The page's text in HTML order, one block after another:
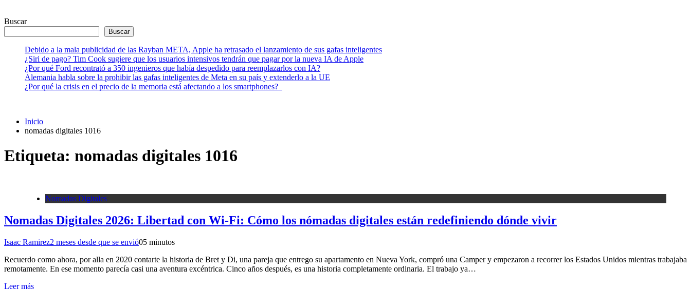
Buscar
Buscar
Debido a la mala publicidad de las Rayban META, Apple ha retrasado el lanzamiento de sus gafas inteligentes
¿Siri de pago? Tim Cook sugiere que los usuarios intensivos tendrán que pagar por la nueva IA de Apple
¿Por qué Ford recontrató a 350 ingenieros que había despedido para reemplazarlos con IA?
Alemania habla sobre la prohibir las gafas inteligentes de Meta en su país y extenderlo a la UE
¿Por qué la crisis en el precio de la memoria está afectando a los smartphones?
Inicio
nomadas digitales 1016
Etiqueta: nomadas digitales 1016
Nomadas Digitales
Nomadas Digitales 2026: Libertad con Wi-Fi: Cómo los nómadas digitales están redefiniendo dónde vivir
Isaac Ramirez2 meses desde que se envió05 minutos
Recuerdo como ahora, por alla en 2020 contarte la historia de Bret y Di, una pareja que entrego su apartamento en Nueva York, compró una Camper y empezaron a recorrer los Estados Unidos mientras trabajaba
remotamente. En ese momento parecía casi una aventura excéntrica. Cinco años después, es una historia completamente ordinaria. El trabajo ya…
Leer más